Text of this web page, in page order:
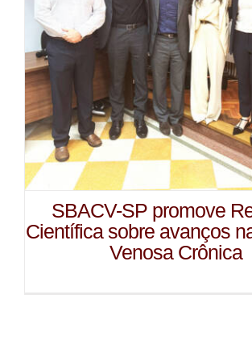
SBACV-SP promove
Científica sobre avanços
Venosa Crônica